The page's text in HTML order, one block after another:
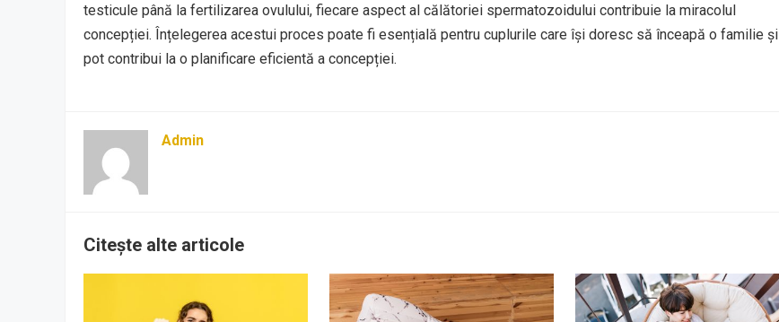
testicule până la fertilizarea ovulului, fiecare aspect al călătoriei spermatozoidului contribuie la miracolul
concepției. Înțelegerea acestui proces poate fi esențială pentru cuplurile care își doresc să înceapă o familie și
pot contribui la o planificare eficientă a concepției.
Admin
Citește alte articole